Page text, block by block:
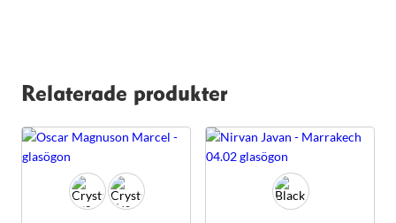
Relaterade produkter